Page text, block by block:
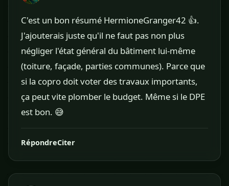
C'est un bon résumé HermioneGranger42 👍.
J'ajouterais juste qu'il ne faut pas non plus
négliger l'état général du bâtiment lui-même
(toiture, façade, parties communes). Parce que
si la copro doit voter des travaux importants,
ça peut vite plomber le budget. Même si le DPE
est bon. 😅
RépondreCiter